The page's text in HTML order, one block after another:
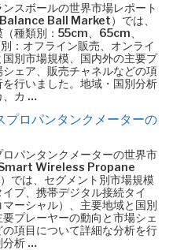
スボールの世界市場レポート
Ball Market）では、
種類別：55cm、65cm、
：オフライン販売、オンライ
別市場規模、国内外の主要プ
ェア、販売チャネルなどの項
行いました。地域・国別分析
、カ …
プロパンタンクメーターの
パンタンクメーターの世界市
Wireless Propane
は、セグメント別市場規模
プ、携帯デジタル接続タイ
ーシャル）、主要地域と国別
プレーヤーの動向と市場シェ
項目について詳細な分析を行
分析 …